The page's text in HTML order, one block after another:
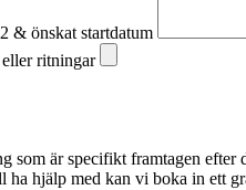
& önskat startdatum
ritningar
som är specifikt framtagen
hjälp med kan vi boka in ett